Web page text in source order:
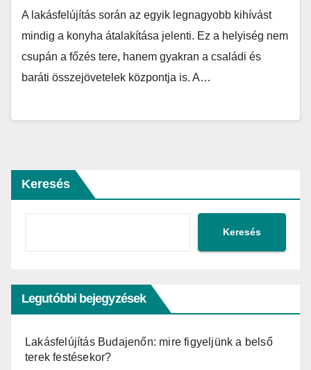
A lakásfelújítás során az egyik legnagyobb kihívást
mindig a konyha átalakítása jelenti. Ez a helyiség nem
csupán a főzés tere, hanem gyakran a családi és
baráti összejövetelek központja is. A…
Keresés
Keresés
Legutóbbi bejegyzések
Lakásfelújítás Budajenőn: mire figyeljünk a belső
terek festésekor?